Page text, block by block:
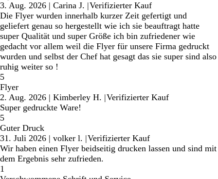
3. Aug. 2026 | Carina J. |Verifizierter Kauf
Die Flyer wurden innerhalb kurzer Zeit gefertigt und
geliefert genau so hergestellt wie ich sie beauftragt hatte
super Qualität und super Größe ich bin zufriedener wie
gedacht vor allem weil die Flyer für unsere Firma gedruckt
wurden und selbst der Chef hat gesagt das sie super sind also
ruhig weiter so !
5
Flyer
2. Aug. 2026 | Kimberley H. |Verifizierter Kauf
Super gedruckte Ware!
5
Guter Druck
31. Juli 2026 | volker l. |Verifizierter Kauf
Wir haben einen Flyer beidseitig drucken lassen und sind mit
dem Ergebnis sehr zufrieden.
1